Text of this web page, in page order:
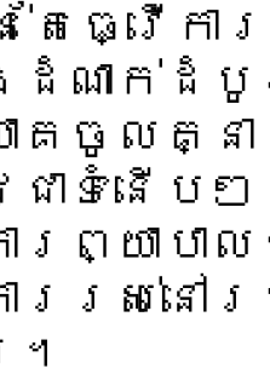
ន់តែធ្វើ
ងដំណាក់ដំ
ោគចូលគ្ន
ាទំនើបៗ
ព្យាបា
ររស់នៅ
។